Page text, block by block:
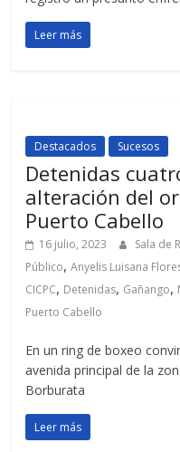
Leer más
Destacados Sucesos
Detenidas
alteración del
Puerto Cabello
16 julio, 2023 Sala de
Público,Anyelis Luisana
CICPC, Detenidas, Gañango,
Puerto Cabello
En un ring de boxeo
avenida principal de la
Borburata
Leer más